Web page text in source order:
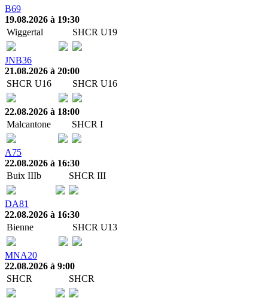
B69
19.08.2026 à 19:30
Wiggertal
SHCR U19
JNB36
21.08.2026 à 20:00
SHCR U16
SHCR U16
22.08.2026 à 18:00
Malcantone
SHCR I
A75
22.08.2026 à 16:30
Buix IIIb
SHCR III
DA81
22.08.2026 à 16:30
Bienne
SHCR U13
MNA20
22.08.2026 à 9:00
SHCR
SHCR